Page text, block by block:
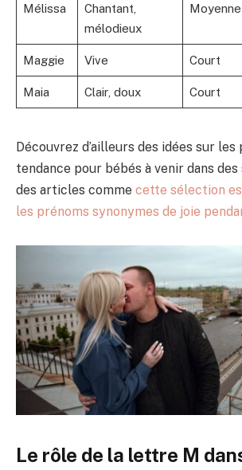
Mélissa
Chantant,
mélodieux
Moyenne
Maggie Vive Court
Maia Clair, doux Court
Découvrez d’ailleurs des idées sur les
tendance pour bébés à venir dans
des articles comme cette sélection
les prénoms synonymes de joie
Le rôle de la lettre M